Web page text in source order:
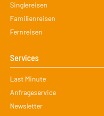
Singlereisen
Familienreisen
Fernreisen
Services
Navigation
überspringen
Last Minute
Anfrageservice
Newsletter